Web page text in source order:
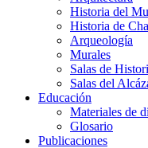
Historia del
Historia de
Arqueología
Murales
Salas de
Salas del
Educación
Materiales de
Glosario
Publicaciones